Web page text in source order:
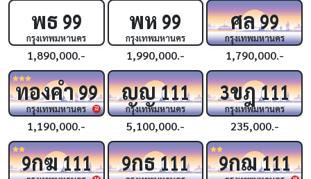
พธ 99
กรุงเทพมหานคร
1,890,000.-
พห 99
กรุงเทพมหานคร
1,990,000.-
ศล99
กรุงเทพมหานคร
1,790,000.-
32
ทองคำ99
กรุงเทพมหานคร
1,190,000.-
ญญ111
กรุงเทพมหานคร
5,100,000.-
3ขฎ111
กรุงเทพมหานคร
235,000.-
9กฆ111 9กธ111 9กฌ111